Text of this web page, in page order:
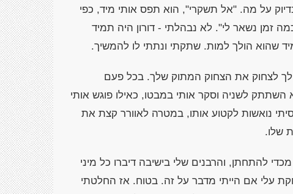
על מה. "אל תשקרי", הוא תפס אותי מיד, כפי
זמן נשאר לי". לא נבהלתי - דורון היה תמיד
שהוא הולך למות. שתקתי ונתתי לו להמשיך.
לצחוק את הצחוק המתוק שלך. בכל פעם
לשניה וסקר אותי במבטו, כאילו פוגש אותי
נואשות לקטוע אותו, במטרה לאוורר קצת את
שלו.
להתחתן, והרבנים שלי בישיבה דיברו כל מיני
עלי אם הייתי מדבר על זה. בטוח. אז החלטתי